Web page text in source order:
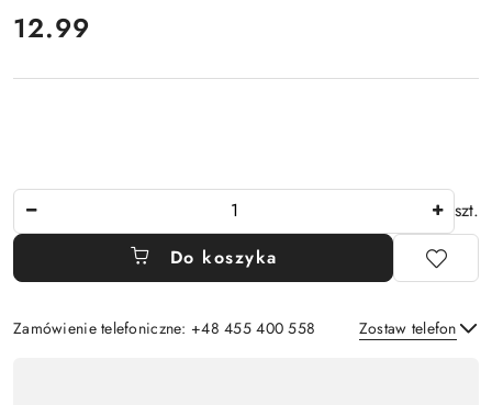
cena:
12.99
szt.
Do koszyka
Zamówienie telefoniczne: +48 455 400 558 Zostaw telefon